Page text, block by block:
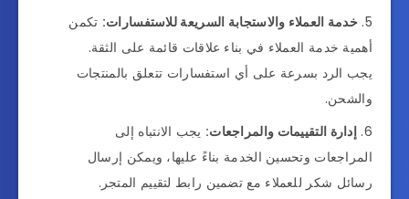
خدمة العملاء والاستجابة السريعة للاستفسارات: تكمن
أهمية خدمة العملاء في بناء علاقات قائمة على الثقة.
يجب الرد بسرعة على أي استفسارات تتعلق بالمنتجات
والشحن.
إدارة التقييمات والمراجعات: يجب الانتباه إلى
المراجعات وتحسين الخدمة بناءً عليها، ويمكن إرسال
رسائل شكر للعملاء مع تضمين رابط لتقييم المتجر.